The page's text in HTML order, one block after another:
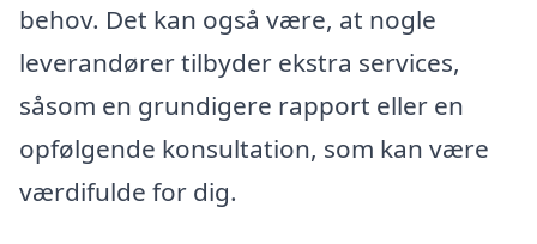
behov. Det kan også være, at nogle
leverandører tilbyder ekstra services,
såsom en grundigere rapport eller en
opfølgende konsultation, som kan være
værdifulde for dig.